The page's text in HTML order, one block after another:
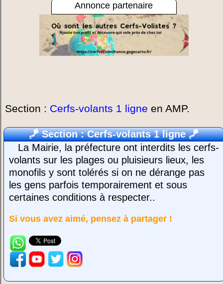
Annonce partenaire
Section : Cerfs-volants 1 ligne en AMP.
🪁Section : Cerfs-volants 1 ligne🪁
La Mairie, la préfecture ont interdits les cerfs-
volants sur les plages ou pluisieurs lieux, les
monofils y sont tolérés si on ne dérange pas
les gens parfois temporairement et sous
certaines conditions à respecter..
Si vous avez aimé, pensez à partager !